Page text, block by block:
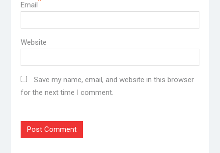
Email
Website
Save my name, email, and website in this browser
for the next time I comment.